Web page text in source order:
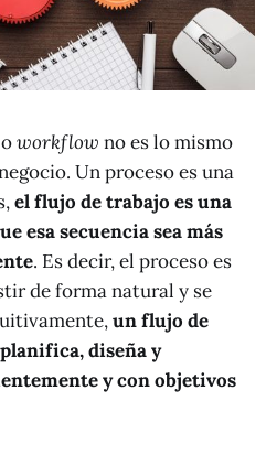
workflow no es lo mismo
Un proceso es una
el flujo de trabajo es una
esa secuencia sea más
. Es decir, el proceso es
de forma natural y se
un flujo de
diseña y
y con objetivos